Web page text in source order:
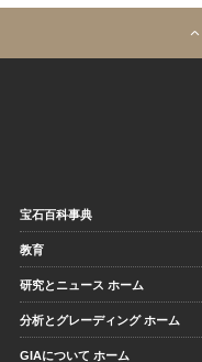
宝石百科事典
教育
研究とニュース ホーム
分析とグレーディング ホーム
GIAについて ホーム